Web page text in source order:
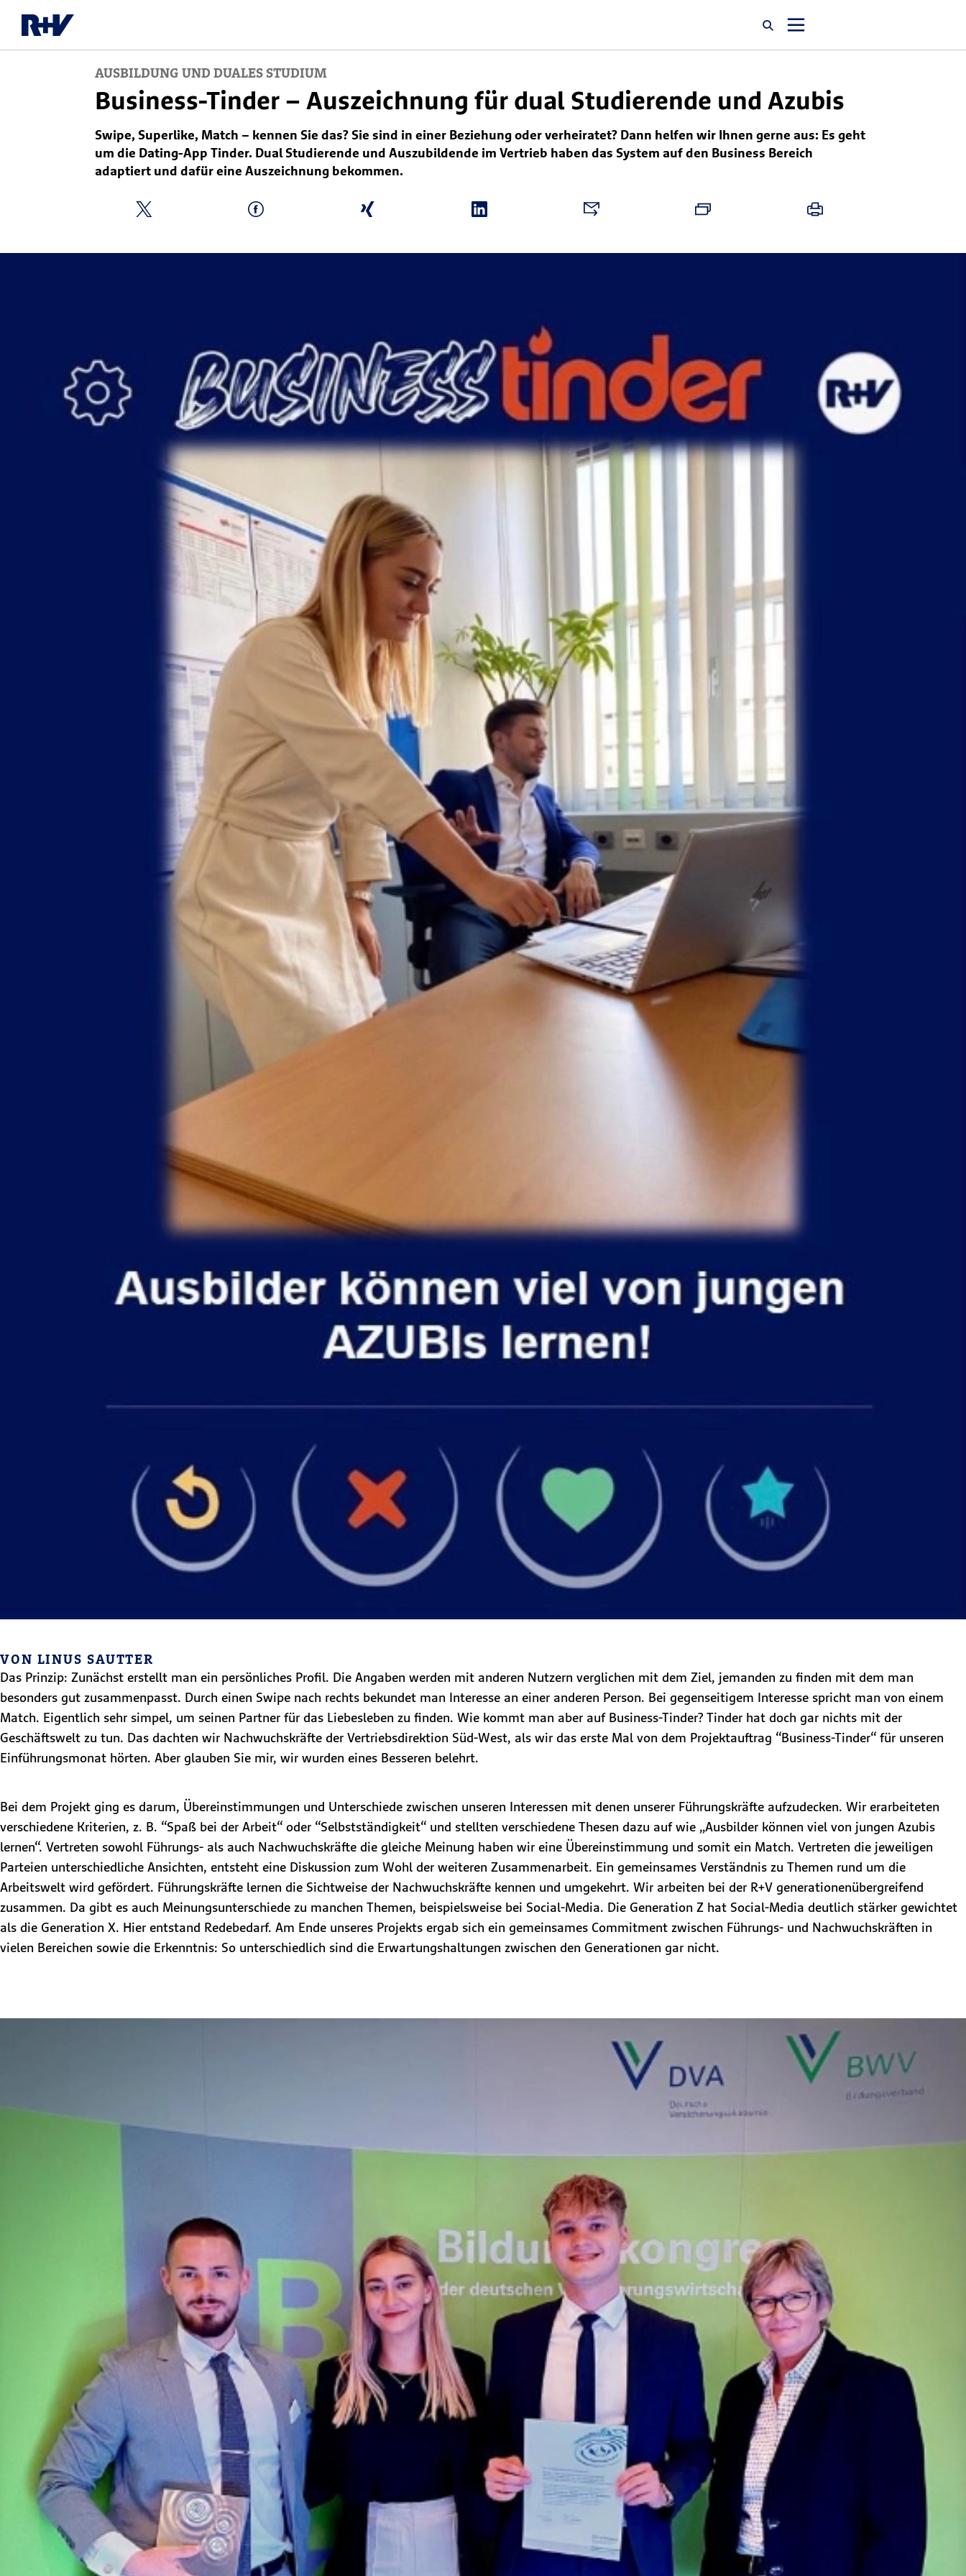
Newsroom
AUSBILDUNG UND DUALES STUDIUM
Business-Tinder – Auszeichnung für dual Studierende und Azubis
Swipe, Superlike, Match – kennen Sie das? Sie sind in einer Beziehung oder verheiratet? Dann helfen wir Ihnen gerne aus: Es geht
um die Dating-App Tinder. Dual Studierende und Auszubildende im Vertrieb haben das System auf den Business Bereich
adaptiert und dafür eine Auszeichnung bekommen.
VON LINUS SAUTTER
Das Prinzip: Zunächst erstellt man ein persönliches Profil. Die Angaben werden mit anderen Nutzern verglichen mit dem Ziel, jemanden zu finden mit dem man
besonders gut zusammenpasst. Durch einen Swipe nach rechts bekundet man Interesse an einer anderen Person. Bei gegenseitigem Interesse spricht man von einem
Match. Eigentlich sehr simpel, um seinen Partner für das Liebesleben zu finden. Wie kommt man aber auf Business-Tinder? Tinder hat doch gar nichts mit der
Geschäftswelt zu tun. Das dachten wir Nachwuchskräfte der Vertriebsdirektion Süd-West, als wir das erste Mal von dem Projektauftrag “Business-Tinder“ für unseren
Einführungsmonat hörten. Aber glauben Sie mir, wir wurden eines Besseren belehrt.
Bei dem Projekt ging es darum, Übereinstimmungen und Unterschiede zwischen unseren Interessen mit denen unserer Führungskräfte aufzudecken. Wir erarbeiteten
verschiedene Kriterien, z. B. “Spaß bei der Arbeit“ oder “Selbstständigkeit“ und stellten verschiedene Thesen dazu auf wie „Ausbilder können viel von jungen Azubis
lernen“. Vertreten sowohl Führungs- als auch Nachwuchskräfte die gleiche Meinung haben wir eine Übereinstimmung und somit ein Match. Vertreten die jeweiligen
Parteien unterschiedliche Ansichten, entsteht eine Diskussion zum Wohl der weiteren Zusammenarbeit. Ein gemeinsames Verständnis zu Themen rund um die
Arbeitswelt wird gefördert. Führungskräfte lernen die Sichtweise der Nachwuchskräfte kennen und umgekehrt. Wir arbeiten bei der R+V generationenübergreifend
zusammen. Da gibt es auch Meinungsunterschiede zu manchen Themen, beispielsweise bei Social-Media. Die Generation Z hat Social-Media deutlich stärker gewichtet
als die Generation X. Hier entstand Redebedarf. Am Ende unseres Projekts ergab sich ein gemeinsames Commitment zwischen Führungs- und Nachwuchskräften in
vielen Bereichen sowie die Erkenntnis: So unterschiedlich sind die Erwartungshaltungen zwischen den Generationen gar nicht.